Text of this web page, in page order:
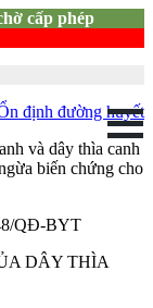
cấp phép
định đường huyết
và dây thìa canh
biến chứng cho
QĐ-BYT
DÂY THÌA